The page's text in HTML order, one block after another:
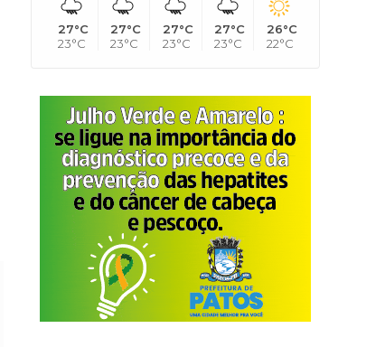
27°C
23°C
27°C
23°C
27°C
23°C
27°C
23°C
26°C
22°C